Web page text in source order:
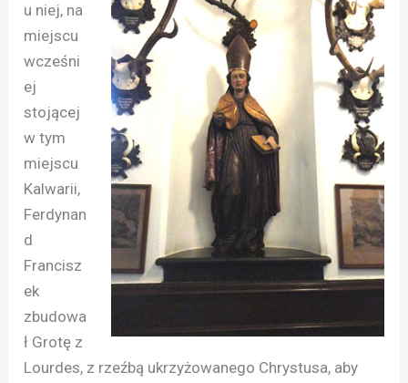
u niej, na
miejscu
wcześni
ej
stojącej
w tym
miejscu
Kalwarii,
Ferdynan
d
Francisz
ek
zbudowa
ł Grotę z
Lourdes, z rzeźbą ukrzyżowanego Chrystusa, aby